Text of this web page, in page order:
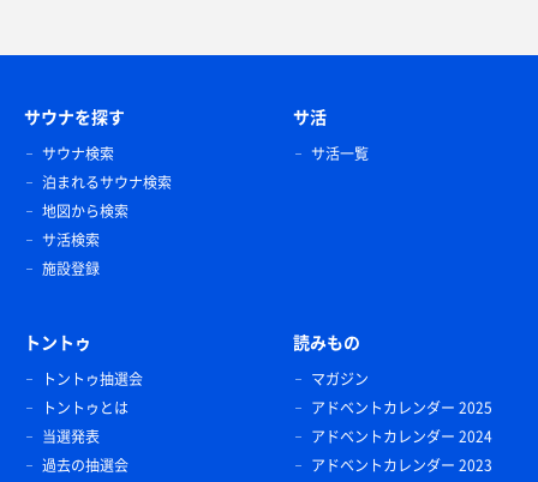
サウナを探す
サウナ検索
泊まれるサウナ検索
地図から検索
サ活検索
施設登録
サ活
サ活一覧
トントゥ
トントゥ抽選会
トントゥとは
当選発表
過去の抽選会
読みもの
マガジン
アドベントカレンダー 2025
アドベントカレンダー 2024
アドベントカレンダー 2023